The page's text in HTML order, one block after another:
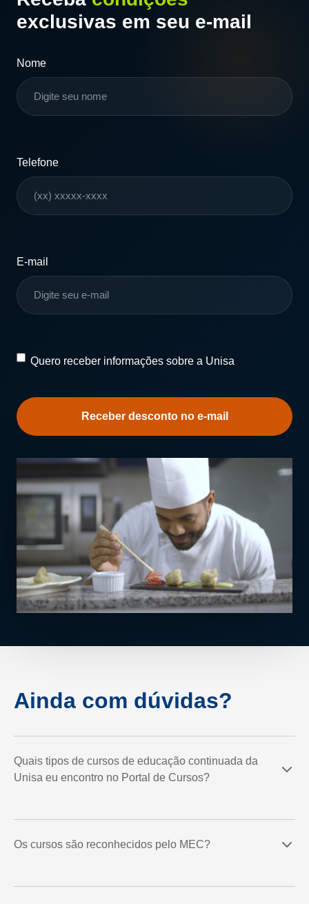
exclusivas em seu e-mail
Nome
Telefone
E-mail
Quero
sobre
a
Quero receber informações sobre a Unisa
Ainda com dúvidas?
Quais tipos de cursos de educação continuada da
Unisa eu encontro no Portal de Cursos?
Os cursos são reconhecidos pelo MEC?